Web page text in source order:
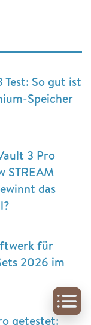
Test: So gut ist
Speicher
3 Pro
STREAM
das
für
2026 im
getestet: